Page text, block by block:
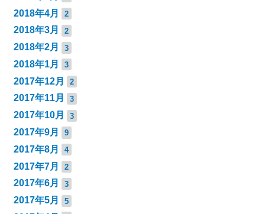
2018年4月 2
2018年3月 2
2018年2月 3
2018年1月 3
2017年12月 2
2017年11月 3
2017年10月 3
2017年9月 9
2017年8月 4
2017年7月 2
2017年6月 3
2017年5月 5